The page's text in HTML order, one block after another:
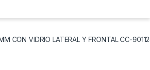
CON VIDRIO LATERAL Y FRONTAL CC-